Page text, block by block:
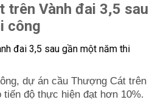
trên Vành đai 3,5 sau
công
dự án cầu Thượng Cát trên
độ thực hiện đạt hơn 10%.